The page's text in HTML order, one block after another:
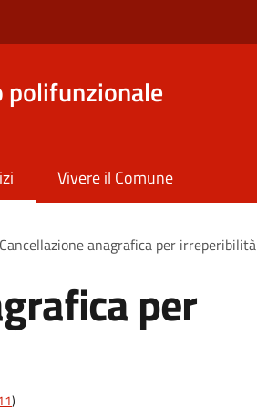
Vivere il Comune
Cancellazione anagrafica per irreperibilità
per
)